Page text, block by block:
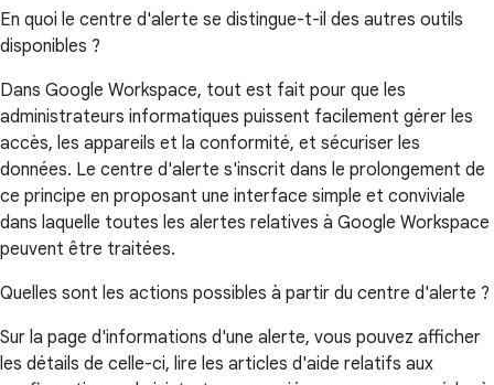
En quoi le centre d'alerte se distingue-t-il des autres outils
disponibles ?
Dans Google Workspace, tout est fait pour que les
administrateurs informatiques puissent facilement gérer les
accès, les appareils et la conformité, et sécuriser les
données. Le centre d'alerte s'inscrit dans le prolongement de
ce principe en proposant une interface simple et conviviale
dans laquelle toutes les alertes relatives à Google Workspace
peuvent être traitées.
Quelles sont les actions possibles à partir du centre d'alerte ?
Sur la page d'informations d'une alerte, vous pouvez afficher
les détails de celle-ci, lire les articles d'aide relatifs aux